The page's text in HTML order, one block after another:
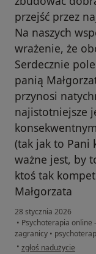
przejść przez
Na naszych
wrażenie, że
Serdecznie
panią
przynosi
najistotniejsze
(tak jak to Pani
ważne jest, by
ktoś tak
Małgorzata
28 stycznia 2026
• Psychoterapia online
zagranicy •
• w opinii użytkownika
zgłoś nadużycie